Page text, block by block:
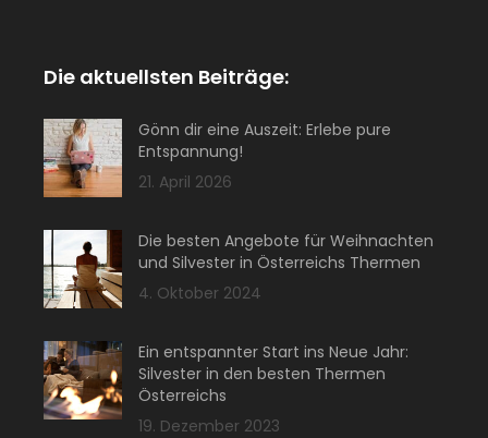
Die aktuellsten Beiträge:
Gönn dir eine Auszeit: Erlebe pure
Entspannung!
21. April 2026
Die besten Angebote für Weihnachten
und Silvester in Österreichs Thermen
4. Oktober 2024
Ein entspannter Start ins Neue Jahr:
Silvester in den besten Thermen
Österreichs
19. Dezember 2023